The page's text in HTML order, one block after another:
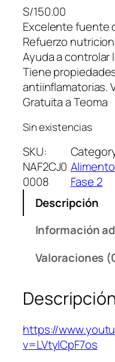
S/150.00
Excelente fuente
Refuerzo
Ayuda a controlar
Tiene
antiinflamatorias.
Gratuita a Teoma
Sin existencias
SKU:
NAF2CJ0
0008
Fase 2
Descripción
Información
Valoraciones
https://
v=LVtyICpF7os